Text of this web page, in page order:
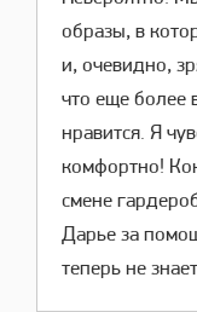
образы, в
и, очевидно,
что еще более
нравится. Я
комфортно!
смене
Дарье за
теперь не